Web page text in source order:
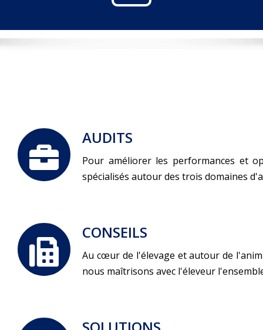
AUDITS
Pour améliorer les performances et
spécialisés autour des trois domaines
CONSEILS
Au cœur de l'élevage et autour de
nous maîtrisons avec l'éleveur